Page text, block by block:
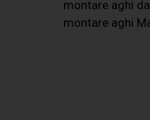
montare aghi
montare aghi